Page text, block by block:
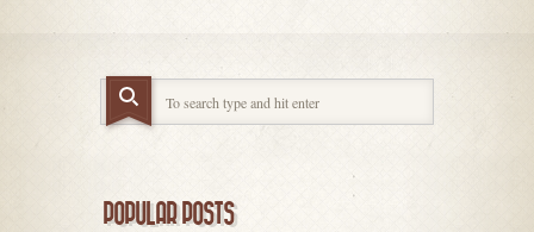
POPULAR POSTS